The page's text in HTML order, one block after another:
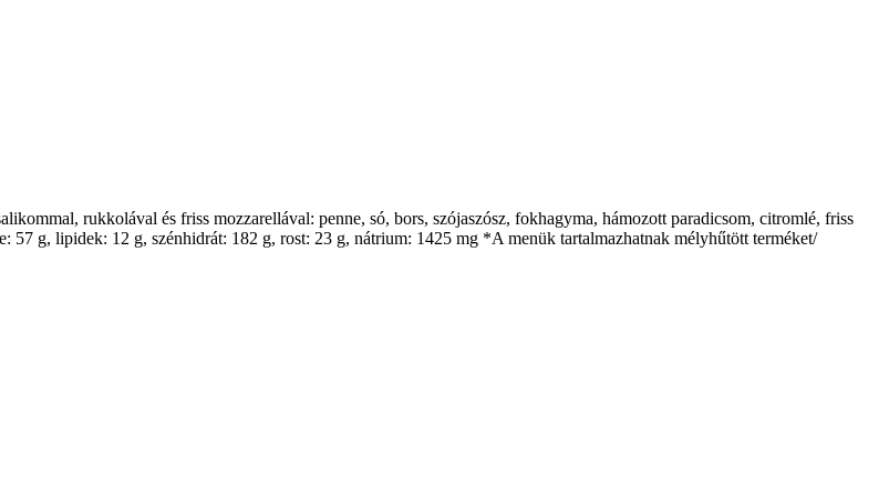
rukkolával és friss mozzarellával: penne, só, bors, szójaszósz, fokhagyma, hámozott paradicsom, citromlé, friss
g, lipidek: 12 g, szénhidrát: 182 g, rost: 23 g, nátrium: 1425 mg *A menük tartalmazhatnak mélyhűtött terméket/